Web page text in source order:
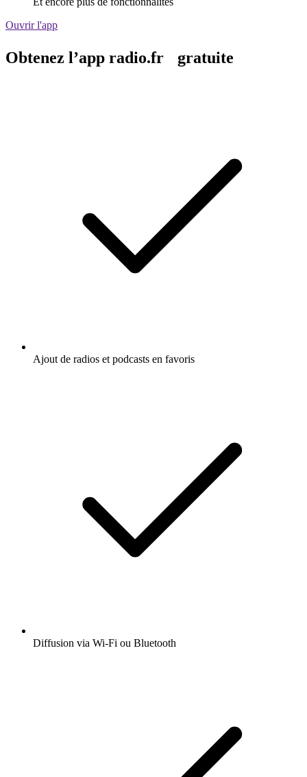
Ouvrir l'app
Obtenez l’app radio.fr gratuite
Ajout de radios et podcasts en favoris
Diffusion via Wi-Fi ou Bluetooth